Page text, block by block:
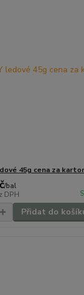
45g cena za
/bal
DPH
Přidat do